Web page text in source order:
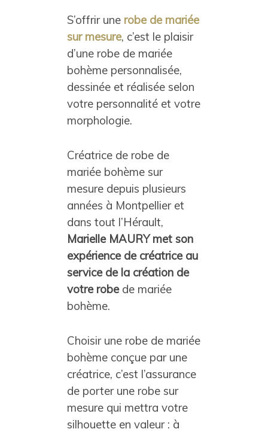
S’offrir une robe de mariée
sur mesure, c’est le plaisir
d’une robe de mariée
bohème personnalisée,
dessinée et réalisée selon
votre personnalité et votre
morphologie.
Créatrice de robe de
mariée bohème sur
mesure depuis plusieurs
années à Montpellier et
dans tout l’Hérault,
Marielle MAURY met son
expérience de créatrice au
service de la création de
votre robede mariée
bohème.
Choisir une robe de mariée
bohème conçue par une
créatrice, c’est l’assurance
de porter une robe sur
mesure qui mettra votre
silhouette en valeur : à